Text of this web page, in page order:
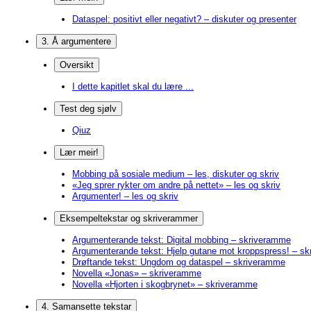
Dataspel: positivt eller negativt? – diskuter og presenter
3. Å argumentere
Oversikt
I dette kapitlet skal du lære ...
Test deg sjølv
Qiuz
Lær meir!
Mobbing på sosiale medium – les, diskuter og skriv
«Jeg sprer rykter om andre på nettet» – les og skriv
Argumenter! – les og skriv
Eksempeltekstar og skriverammer
Argumenterande tekst: Digital mobbing – skriveramme
Argumenterande tekst: Hjelp gutane mot kroppspress! –
Drøftande tekst: Ungdom og dataspel – skriveramme
Novella «Jonas» – skriveramme
Novella «Hjorten i skogbrynet» – skriveramme
4. Samansette tekstar